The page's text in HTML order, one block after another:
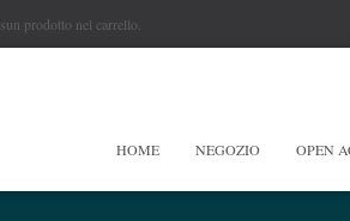
prodotto nel carrello.
HOME NEGOZIO OPEN